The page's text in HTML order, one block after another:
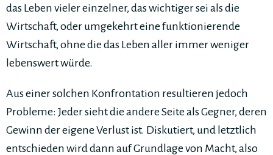
das Leben vieler einzelner, das wichtiger sei als die
Wirtschaft, oder umgekehrt eine funktionierende
Wirtschaft, ohne die das Leben aller immer weniger
lebenswert würde.
Aus einer solchen Konfrontation resultieren jedoch
Probleme: Jeder sieht die andere Seite als Gegner, deren
Gewinn der eigene Verlust ist. Diskutiert, und letztlich
entschieden wird dann auf Grundlage von Macht, also